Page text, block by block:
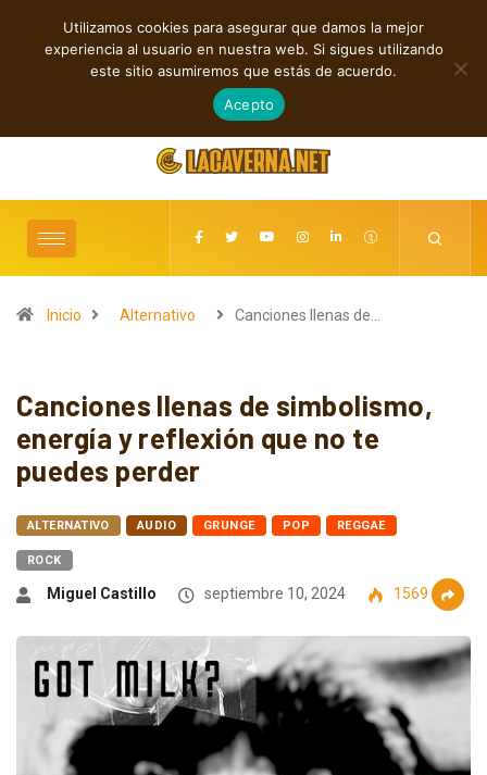
TENDENCIAS
Cuatro canciones independientes entre folk, rock y pop
agosto 8, 2026
Inicio Alternativo Canciones llenas de…
Canciones llenas de simbolismo,
energía y reflexión que no te
puedes perder
ALTERNATIVO AUDIO GRUNGE POP REGGAE
ROCK
Miguel Castillo septiembre 10, 2024 1569
Utilizamos cookies para asegurar que damos la mejor
experiencia al usuario en nuestra web. Si sigues utilizando
este sitio asumiremos que estás de acuerdo.
Acepto